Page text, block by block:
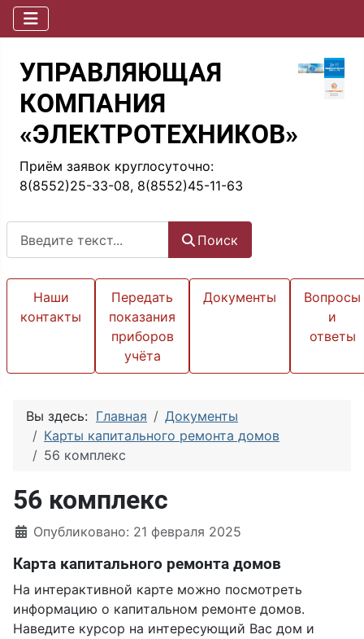
УПРАВЛЯЮЩАЯ
КОМПАНИЯ
«ЭЛЕКТРОТЕХНИКОВ»
Приём заявок круглосуточно:
8(8552)25-33-08, 8(8552)45-11-63
Поиск
Наши
контакты
Передать
показания
приборов
учёта
Документы
Вопросы
и
ответы
Вы здесь: Главная
Документы
Карты капитального ремонта домов
56 комплекс
56 комплекс
Информация о материале
Опубликовано: 21 февраля 2025
Карта капитального ремонта домов
На интерактивной карте можно посмотреть
информацию о капитальном ремонте домов.
Наведите курсор на интересующий Вас дом и